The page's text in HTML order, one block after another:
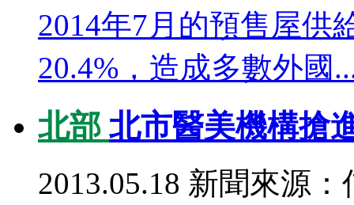
2014年7月的預售屋供
20.4%，造成多數外國
北部 北市醫美機構搶
2013.05.18 新聞來源：